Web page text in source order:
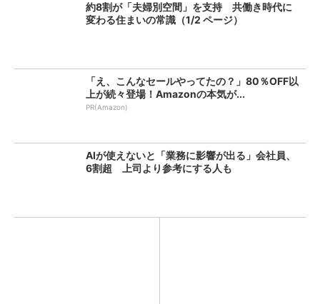
約8割が「夫婦別空間」を支持 共働き時代に
変わる住まいの常識（1/2 ページ）
「え、こんなセールやってたの？」80％OFF以
上が続々登場！Amazonの本気が...
PR(Amazon)
AIが使えないと「業務に影響が出る」会社員、
6割超 上司より参考にする人も